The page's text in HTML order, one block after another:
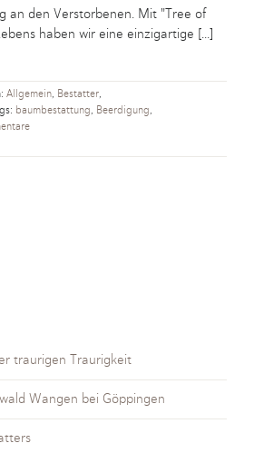
an den Verstorbenen. Mit "Tree of
haben wir eine einzigartige [...]
Allgemein, Bestatter,
baumbestattung, Beerdigung,
traurigen Traurigkeit
Wangen bei Göppingen